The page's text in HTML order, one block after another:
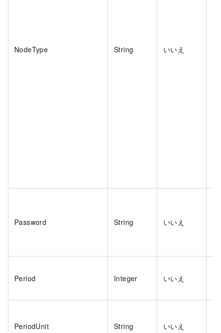
NodeType String いいえ
Password String いいえ
Period Integer いいえ
PeriodUnit String いいえ